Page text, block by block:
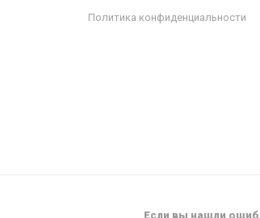
Политика конфиденциальности
Если вы нашли